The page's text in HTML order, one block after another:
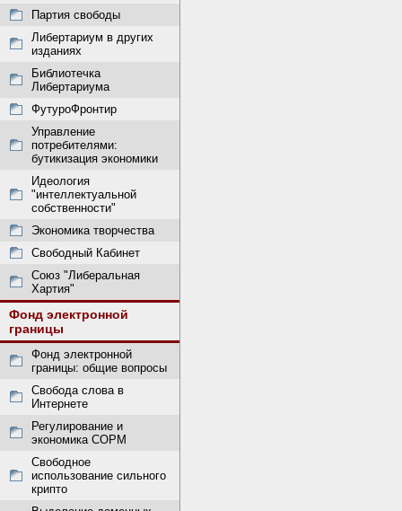
Партия свободы
Либертариум в других
изданиях
Библиотечка
Либертариума
ФутуроФронтир
Управление
потребителями:
бутикизация экономики
Идеология
"интеллектуальной
собственности"
Экономика творчества
Свободный Кабинет
Союз "Либеральная
Хартия"
Фонд электронной
границы
Фонд электронной
границы: общие вопросы
Свобода слова в
Интернете
Регулирование и
экономика СОРМ
Свободное
использование сильного
крипто